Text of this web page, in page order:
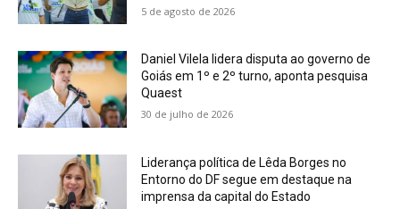
5 de agosto de 2026
Daniel Vilela lidera disputa ao governo de
Goiás em 1º e 2º turno, aponta pesquisa
Quaest
30 de julho de 2026
Liderança política de Lêda Borges no
Entorno do DF segue em destaque na
imprensa da capital do Estado